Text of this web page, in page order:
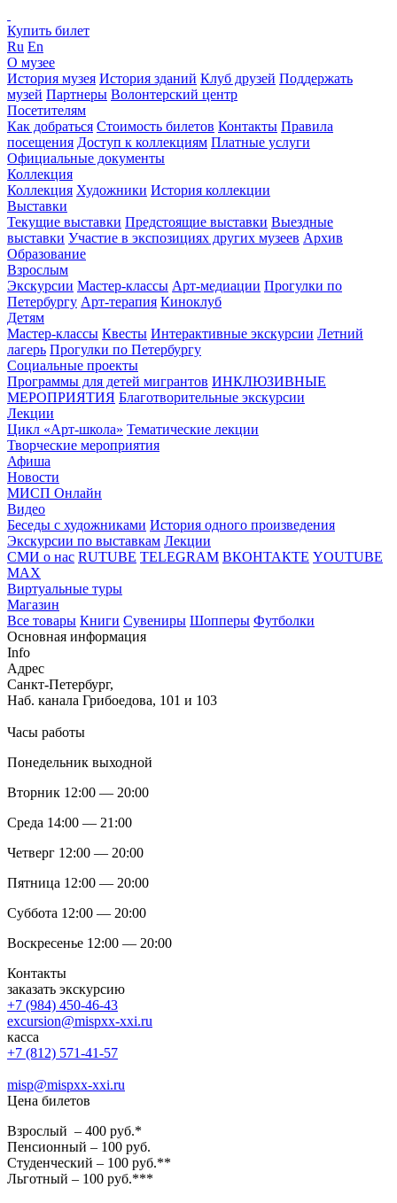
Купить билет
Ru En
О музее
История музея История зданий Клуб друзей Поддержать
музей Партнеры Волонтерский центр
Посетителям
Как добраться Стоимость билетов Контакты Правила
посещения Доступ к коллекциям Платные услуги
Официальные документы
Коллекция
Коллекция Художники История коллекции
Выставки
Текущие выставки Предстоящие выставки Выездные
выставки Участие в экспозициях других музеев Архив
Образование
Взрослым
Экскурсии Мастер-классы Арт-медиации Прогулки по
Петербургу Арт-терапия Киноклуб
Детям
Мастер-классы Квесты Интерактивные экскурсии Летний
лагерь Прогулки по Петербургу
Социальные проекты
Программы для детей мигрантов ИНКЛЮЗИВНЫЕ
МЕРОПРИЯТИЯ Благотворительные экскурсии
Лекции
Цикл «Арт-школа» Тематические лекции
Творческие мероприятия
Афиша
Новости
МИСП Онлайн
Видео
Беседы с художниками История одного произведения
Экскурсии по выставкам Лекции
СМИ о нас RUTUBE TELEGRAM ВКОНТАКТЕ YOUTUBE
MAX
Виртуальные туры
Магазин
Все товары Книги Сувениры Шопперы Футболки
Основная информация
Info
Адрес
Санкт-Петербург,
Наб. канала Грибоедова, 101 и 103
Часы работы
Понедельник выходной
Вторник 12:00 — 20:00
Среда 14:00 — 21:00
Четверг 12:00 — 20:00
Пятница 12:00 — 20:00
Суббота 12:00 — 20:00
Воскресенье 12:00 — 20:00
Контакты
заказать экскурсию
+7 (984) 450-46-43
excursion@mispxx-xxi.ru
касса
+7 (812) 571-41-57
misp@mispxx-xxi.ru
Цена билетов
Взрослый – 400 руб.*
Пенсионный – 100 руб.
Студенческий – 100 руб.**
Льготный – 100 руб.***